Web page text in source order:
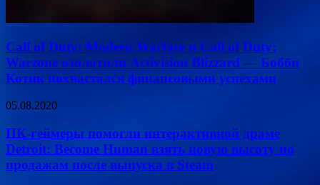
Call of Duty: Modern Warfare и Call of Duty:
Warzone озолотили Activision Blizzard — Бобби
Котик похвастался финансовыми успехами
05.08.2020
ПК-геймеры помогли интерактивной драме
Detroit: Become Human взять новую высоту по
продажам после выпуска в Steam